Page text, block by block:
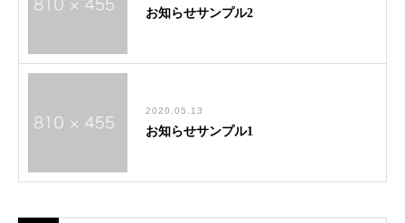
お知らせサンプル2
2020.05.13
お知らせサンプル1